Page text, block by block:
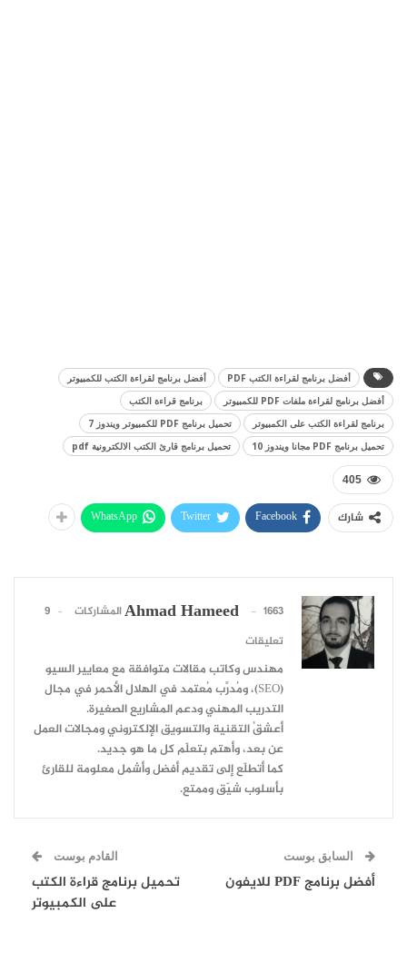
أفضل برنامج لقراءة الكتب PDF
أفضل برنامج لقراءة الكتب للكمبيوتر
أفضل برنامج لقراءة ملفات PDF للكمبيوتر
برنامج قراءة الكتب
برنامج لقراءة الكتب على الكمبيوتر
تحميل برنامج PDF للكمبيوتر ويندوز 7
تحميل برنامج PDF مجانا ويندوز 10
تحميل برنامج قارئ الكتب الالكترونية pdf
405
شارك Facebook
Twitter
WhatsApp
Ahmad Hameed 1663 المشاركات
9
تعليقات
مهندس وكاتب مقالات متوافقة مع معايير السيو
(SEO)، ومُدرِّب مُعتمد في الهلال الأحمر في مجال
التدريب المهني ودعم المشاريع الصغيرة.
أعشقُ التقنية والتسويق الإلكتروني ومجالات العمل
عن بعد، وأهتم بتعلّم كل ما هو جديد.
كما أتطلّع إلى تقديم أفضل وأشمل معلومة للقارئ
بأسلوب شيّق وممتع.
السابق بوست
أفضل برنامج PDF للايفون
القادم بوست
تحميل برنامج قراءة الكتب
على الكمبيوتر